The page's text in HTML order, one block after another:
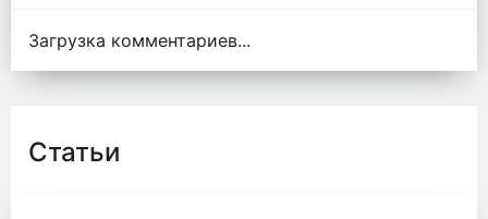
Загрузка комментариев...
Статьи